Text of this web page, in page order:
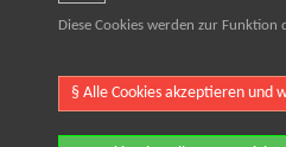
Diese Cookies werden zur
§ Alle Cookies akzeptieren und